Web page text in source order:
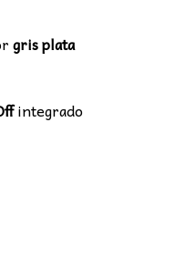
gris plata
integrado